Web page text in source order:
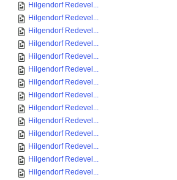
Hilgendorf Redevel...
Hilgendorf Redevel...
Hilgendorf Redevel...
Hilgendorf Redevel...
Hilgendorf Redevel...
Hilgendorf Redevel...
Hilgendorf Redevel...
Hilgendorf Redevel...
Hilgendorf Redevel...
Hilgendorf Redevel...
Hilgendorf Redevel...
Hilgendorf Redevel...
Hilgendorf Redevel...
Hilgendorf Redevel...